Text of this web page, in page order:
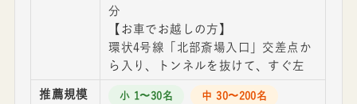
分
【お車でお越しの方】
環状4号線「北部斎場入口」交差点か
ら入り、トンネルを抜けて、すぐ左
推薦規模 小 1〜30名 中 30〜200名